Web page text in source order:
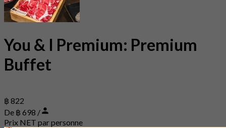
You & I Premium: Premium
Buffet
฿ 822
De ฿ 698 /
Prix NET par personne